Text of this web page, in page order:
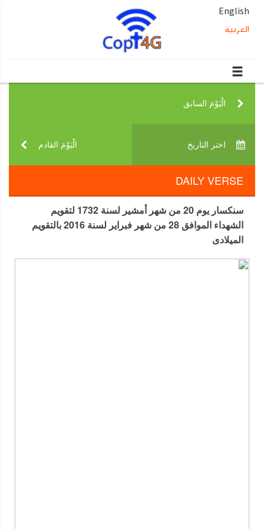
English
العربية
الْيَوْمَ السابق‎
الْيَوْمَ القادم‎ اختر التاريخ‎
DAILY VERSE
سنكسار يوم 20 من شهر أمشير لسنة 1732 لتقويم
الشهداء الموافق 28 من شهر فبراير لسنة 2016 بالتقويم
الميلادى